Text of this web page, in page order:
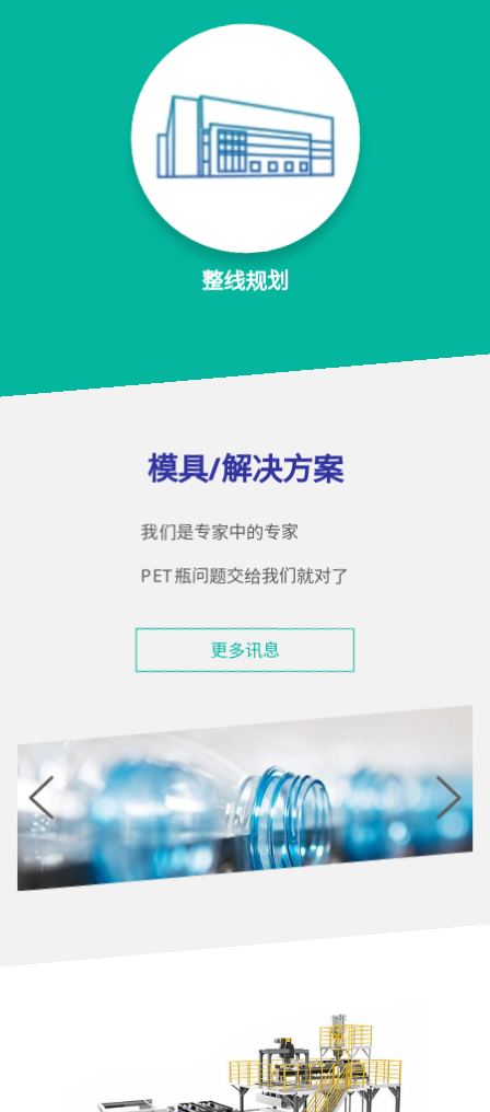
整线规划
模具/解决方案
我们是专家中的专家
PET瓶问题交给我们就对了
更多讯息